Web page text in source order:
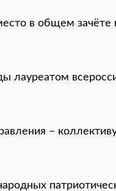
в общем зачёте
лауреатом
–